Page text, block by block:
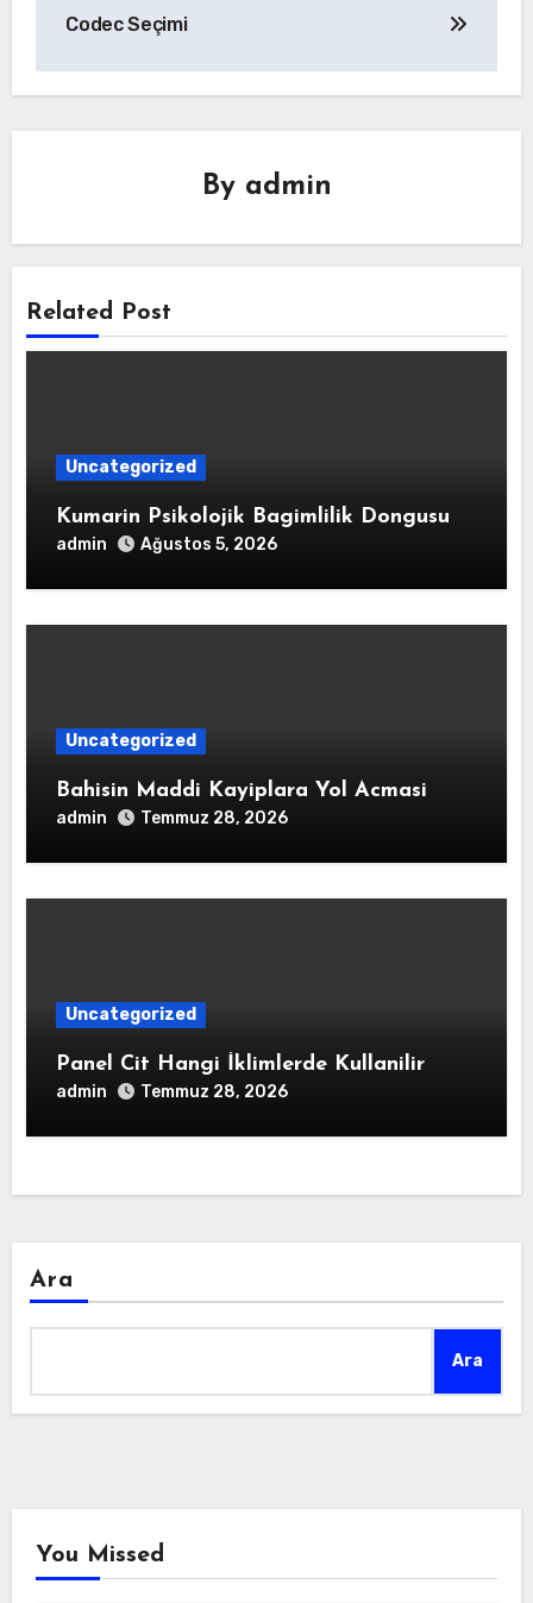
Codec Seçimi
By admin
Related Post
Uncategorized
Kumarin Psikolojik Bagimlilik Dongusu
admin Ağustos 5, 2026
Uncategorized
Bahisin Maddi Kayiplara Yol Acmasi
admin Temmuz 28, 2026
Uncategorized
Panel Cit Hangi İklimlerde Kullanilir
admin Temmuz 28, 2026
Ara
Ara
You Missed